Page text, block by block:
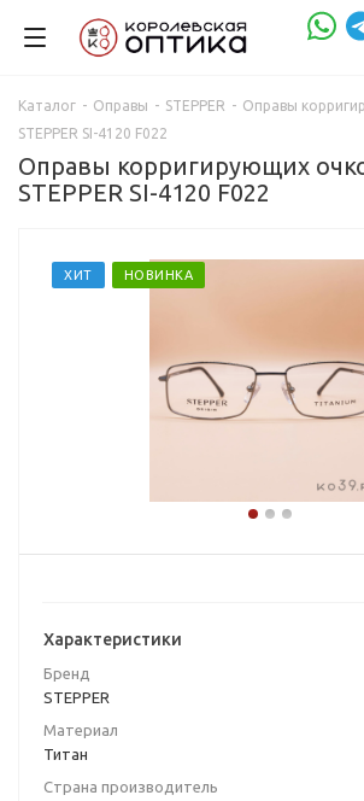
Каталог - Оправы - STEPPER - Оправы
STEPPER SI-4120 F022
Оправы корригирующих
STEPPER SI-4120 F022
ХИТ НОВИНКА
Характеристики
Бренд
STEPPER
Материал
Титан
Страна производитель